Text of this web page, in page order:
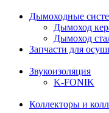
Дымоходные
Дымоход
Дымоход
Запчасти для
Звукоизоляция
K-FONIK
Коллекторы и